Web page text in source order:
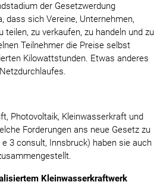
der Gesetzwerdung
dass sich Vereine, Unternehmen,
zu verkaufen, zu handeln und zu
Teilnehmer die Preise selbst
Kilowattstunden. Etwas anderes
Photovoltaik, Kleinwasserkraft und
Forderungen ans neue Gesetz zu
3 consult, Innsbruck) haben sie auch
Kleinwasserkraftwerk